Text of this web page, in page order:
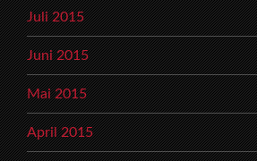
Juli 2015
Juni 2015
Mai 2015
April 2015